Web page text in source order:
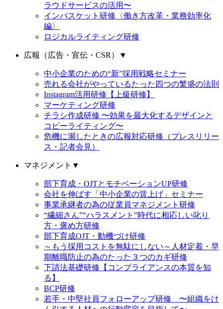
ラウドサービスの活用〜
インバスケット研修〈働き方改革・業務効率化
編〉
ロジカルライティング研修
広報（広告・宣伝・CSR） ▼
中小企業のための“新”採用戦略セミナー
売れる会社がやっているたった四つの繁盛の法則
Instagram活用研修【上級研修】
マーケティング研修
チラシ作成研修 〜効果を最大化するデザインと
コピーライティング〜
危機に瀕したときの広報対応研修（プレスリリー
ス・記者会見）
マネジメント ▼
部下育成・OJTとモチベーションUP研修
会社を伸ばす「中小企業の賃上げ」セミナー
事業承継者の為の従業員マネジメント研修
“繊細さん”“ハラスメント”時代に相応しい叱り
方・褒め方研修
部下育成OJT・動機づけ研修
～もう採用コストを無駄にしない～人材定着・早
期離職防止の為のたった３つのカギ研修
下請法基礎研修【コンプライアンスの本質を知
る】
BCP研修
若手・中堅社員フォローアップ研修 〜組織をけ